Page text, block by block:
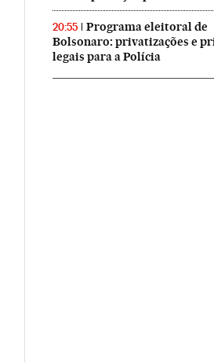
20:55
Programa eleitoral de
Bolsonaro: privatizações e
legais para a Polícia